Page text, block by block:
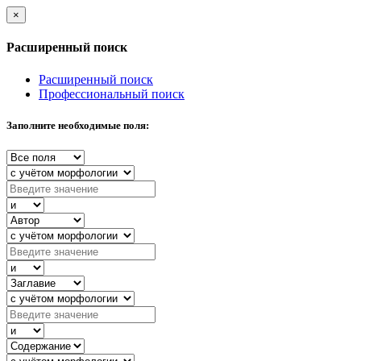
×
Расширенный поиск
Расширенный поиск
Профессиональный поиск
Заполните необходимые поля: